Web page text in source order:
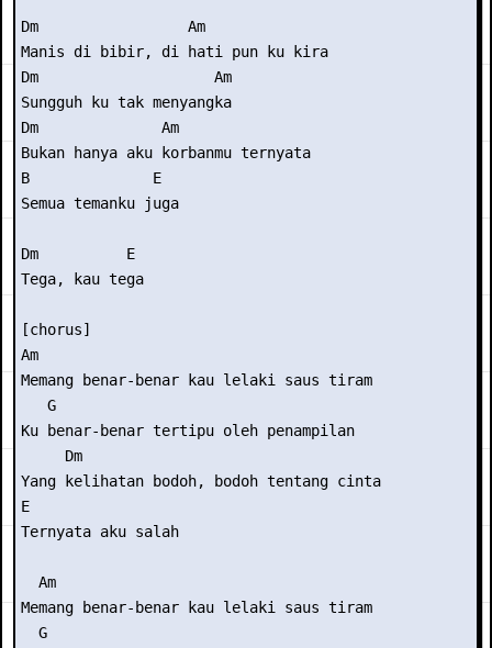
Dm                 Am
Manis di bibir, di hati pun ku kira
Dm                    Am
Sungguh ku tak menyangka
Dm              Am
Bukan hanya aku korbanmu ternyata
B              E
Semua temanku juga
Dm          E
Tega, kau tega
[chorus]
Am
Memang benar-benar kau lelaki saus tiram
   G
Ku benar-benar tertipu oleh penampilan
     Dm
Yang kelihatan bodoh, bodoh tentang cinta
E
Ternyata aku salah
  Am
Memang benar-benar kau lelaki saus tiram
  G